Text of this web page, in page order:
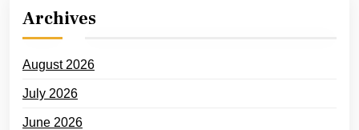
Archives
August 2026
July 2026
June 2026